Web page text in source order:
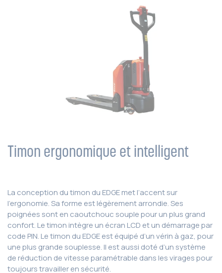
Timon ergonomique et intelligent
La conception du timon du EDGE met l’accent sur
l’ergonomie. Sa forme est légèrement arrondie. Ses
poignées sont en caoutchouc souple pour un plus grand
confort. Le timon intègre un écran LCD et un démarrage par
code PIN. Le timon du EDGE est équipé d’un vérin à gaz, pour
une plus grande souplesse. Il est aussi doté d’un système
de réduction de vitesse paramétrable dans les virages pour
toujours travailler en sécurité.